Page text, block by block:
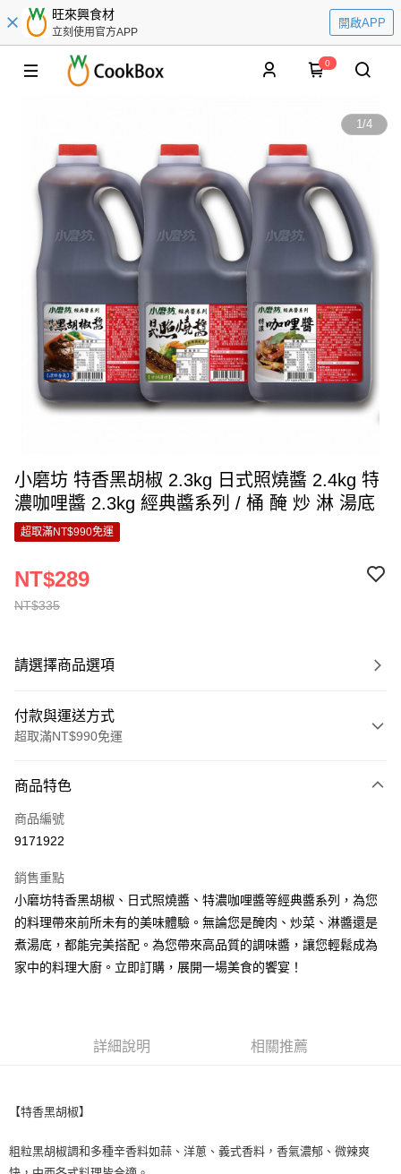
旺來興食材
立刻使用官方APP
開啟APP
0
1/4
小磨坊 特香黑胡椒 2.3kg 日式照燒醬 2.4kg 特
濃咖哩醬 2.3kg 經典醬系列 / 桶 醃 炒 淋 湯底
超取滿NT$990免運
NT$335
NT$289
請選擇商品選項
付款與運送方式
超取滿NT$990免運
信用卡一次付款
超商取貨付款
Apple Pay
街口支付
悠遊付
１．簡單：不需註冊會員、不需綁卡、不需儲值。
３．安心：先確認商品／服務後，再付款。
全家取貨付款-重量限制含紙箱10kg，請控制商品重量在9~9.5
商品特色
商品編號
9171922
銷售重點
小磨坊特香黑胡椒、日式照燒醬、特濃咖哩醬等經典醬系列，為您
的料理帶來前所未有的美味體驗。無論您是醃肉、炒菜、淋醬還是
煮湯底，都能完美搭配。為您帶來高品質的調味醬，讓您輕鬆成為
家中的料理大廚。立即訂購，展開一場美食的饗宴！
詳細說明 相關推薦
【特香黑胡椒】
粗粒黑胡椒調和多種辛香料如蒜、洋蔥、義式香料，香氣濃郁、微辣爽